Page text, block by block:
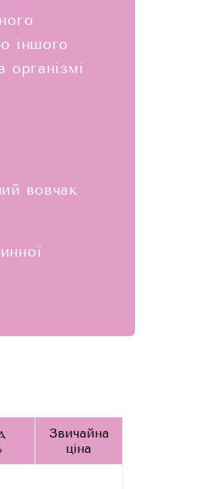
іншого
організмі
вовчак
Звичайна
ціна